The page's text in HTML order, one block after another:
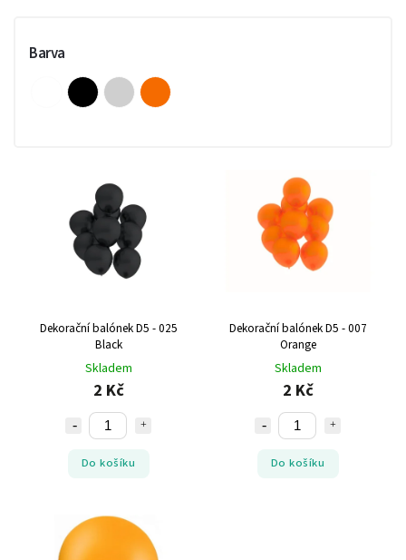
Nejlevnější
Nejdražší
Nejprodávanější
Barva
Dekorační balónek D5 - 025
Black
Skladem
2 Kč
Do košíku
Dekorační balónek D5 - 007
Orange
Skladem
2 Kč
Do košíku